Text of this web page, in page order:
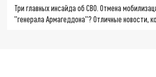
Три главных инсайда об СВО. Отмена
"генерала Армагеддона"? Отличные новости,